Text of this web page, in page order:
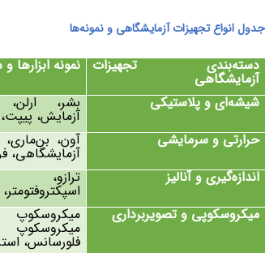
جدول انواع تجهیزات آزمایشگاهی و نمونه‌ها
دسته‌بندی تجهیزات
آزمایشگاهی
نمونه ابزارها
شیشه‌ای و پلاستیکی
بشر، ارلن،
آزمایش،
حرارتی و سرمایشی
آون،
آزمایشگاهی،
اندازه‌گیری و آنالیز
ترازو،
میکروسکوپی و تصویربرداری
میکروسکوپ
فلورسانس،